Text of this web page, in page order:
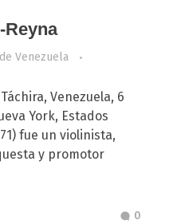
Venezuela
Venezuela, 6
York, Estados
fue un violinista,
y promotor
0